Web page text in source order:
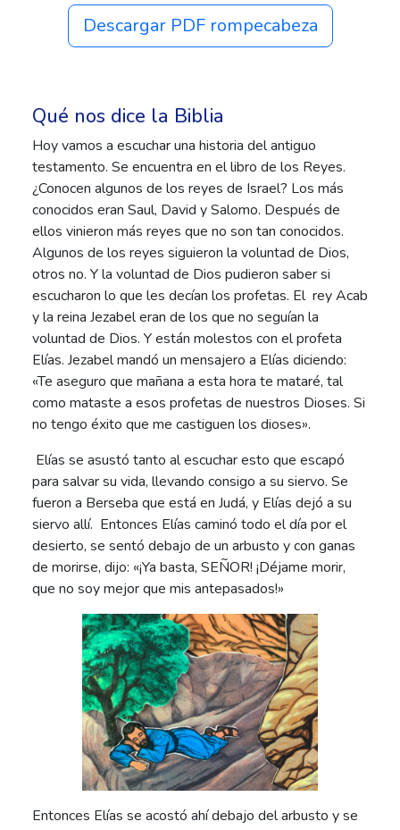
Descargar PDF rompecabeza
Qué nos dice la Biblia
Hoy vamos a escuchar una historia del antiguo
testamento. Se encuentra en el libro de los Reyes.
¿Conocen algunos de los reyes de Israel? Los más
conocidos eran Saul, David y Salomo. Después de
ellos vinieron más reyes que no son tan conocidos.
Algunos de los reyes siguieron la voluntad de Dios,
otros no. Y la voluntad de Dios pudieron saber si
escucharon lo que les decían los profetas. El rey Acab
y la reina Jezabel eran de los que no seguían la
voluntad de Dios. Y están molestos con el profeta
Elías. Jezabel mandó un mensajero a Elías diciendo:
«Te aseguro que mañana a esta hora te mataré, tal
como mataste a esos profetas de nuestros Dioses. Si
no tengo éxito que me castiguen los dioses».
Elías se asustó tanto al escuchar esto que escapó
para salvar su vida, llevando consigo a su siervo. Se
fueron a Berseba que está en Judá, y Elías dejó a su
siervo allí. Entonces Elías caminó todo el día por el
desierto, se sentó debajo de un arbusto y con ganas
de morirse, dijo: «¡Ya basta, SEÑOR! ¡Déjame morir,
que no soy mejor que mis antepasados!»
Entonces Elías se acostó ahí debajo del arbusto y se